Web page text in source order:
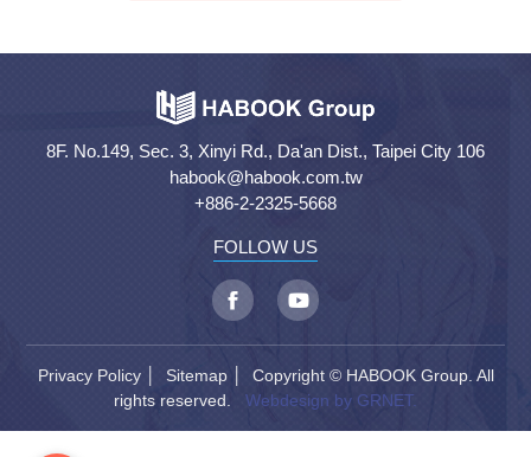
8F. No.149, Sec. 3, Xinyi Rd., Da'an Dist., Taipei City 106
habook@habook.com.tw
+886-2-2325-5668
FOLLOW US
Privacy Policy│ Sitemap│ Copyright © HABOOK Group. All
rights reserved. Webdesign by GRNET.